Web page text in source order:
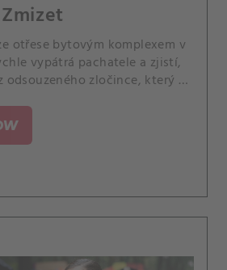
otřese bytovým komplexem v
vypátrá pachatele a zjistí,
odsouzeného zločince, který si